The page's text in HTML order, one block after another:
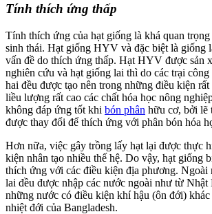
Tính thích ứng thấp
Tính thích ứng của hạt giống là khá quan
sinh thái. Hạt giống HYV và đặc biệt là giống
vấn đề do thích ứng thấp. Hạt HYV được sản
nghiên cứu và hạt giống lai thì do các trại
hai đều được tạo nên trong những điều kiện
liều lượng rất cao các chất hóa học nông
không đáp ứng tốt khi bón phân hữu cơ, bởi lẽ
được thay đổi để thích ứng với phân bón hóa
Hơn nữa, việc gây trồng lấy hạt lại được thực
kiện nhân tạo nhiều thế hệ. Do vậy, hạt giống
thích ứng với các điều kiện địa phương. Ngoài
lai đều được nhập các nước ngoài như từ
những nước có điều kiện khí hậu (ôn đới)
nhiệt đới của Bangladesh.